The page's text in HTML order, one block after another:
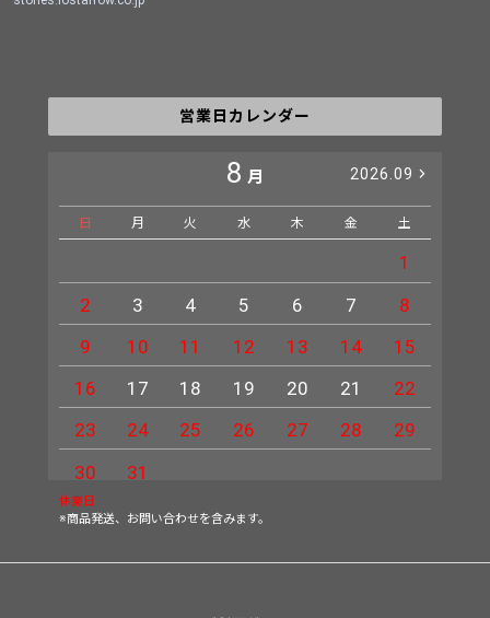
営業日カレンダー
8 月 2026.09
日 月 火 水 木 金 土
1
2
3 4 5 6 7
8
9
10 11 12 13 14
15
16
17 18 19 20 21
22
23
24 25 26 27 28
29
30
31
休業日
※商品発送、お問い合わせを含みます。